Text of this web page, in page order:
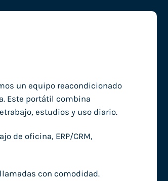
un equipo reacondicionado
Este portátil combina
estudios y uso diario.
de oficina, ERP/CRM,
con comodidad.